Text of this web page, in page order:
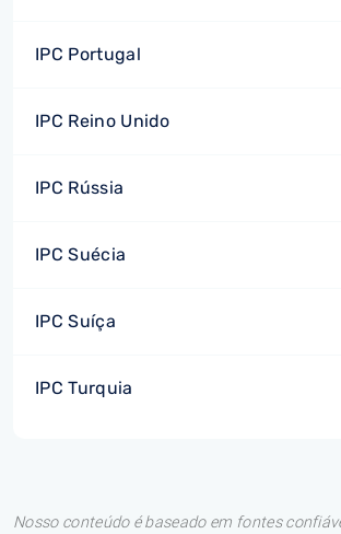
IPC Portugal
IPC Reino Unido
IPC Rússia
IPC Suécia
IPC Suíça
IPC Turquia
Nosso conteúdo é baseado em fontes